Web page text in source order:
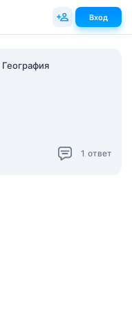
География
1 ответ
Вход